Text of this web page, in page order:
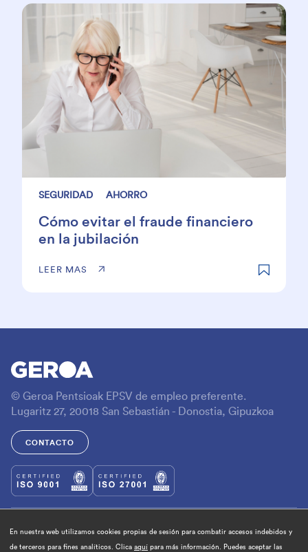
SEGURIDAD AHORRO
Cómo evitar el fraude financiero
en la jubilación
LEER MAS
© Geroa Pentsioak EPSV de empleo preferente.
Lugaritz 27, 20018 San Sebastián - Donostia, Gipuzkoa
CONTACTO
Política de Cookies
Aviso Legal
En nuestra web utilizamos cookies propias de sesión para combatir accesos indebidos y
de terceros para fines analíticos. Clica aquí para más información. Puedes aceptar las